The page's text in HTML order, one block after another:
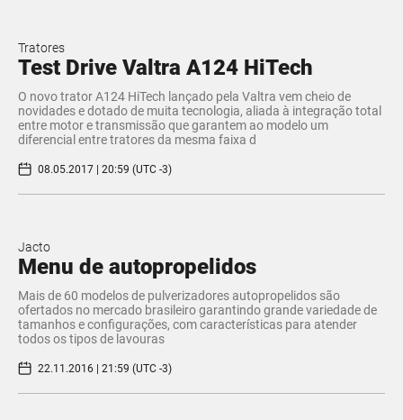
Tratores
Test Drive Valtra A124 HiTech
O novo trator A124 HiTech lançado pela Valtra vem cheio de
novidades e dotado de muita tecnologia, aliada à integração total
entre motor e transmissão que garantem ao modelo um
diferencial entre tratores da mesma faixa d
08.05.2017 | 20:59 (UTC -3)
Jacto
​Menu de autopropelidos
Mais de 60 modelos de pulverizadores autopropelidos são
ofertados no mercado brasileiro garantindo grande variedade de
tamanhos e configurações, com características para atender
todos os tipos de lavouras
22.11.2016 | 21:59 (UTC -3)